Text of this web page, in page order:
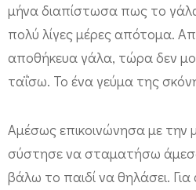
μήνα διαπίστωσα πως το
πολύ λίγες μέρες απότομα.
αποθήκευα γάλα, τώρα δεν
ταΐσω. Το ένα γεύμα της
Αμέσως επικοινώνησα με την
σύστησε να σταματήσω
βάλω το παιδί να θηλάσει.